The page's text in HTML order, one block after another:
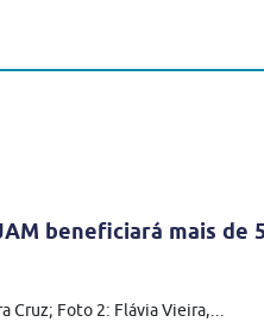
beneficiará mais de
Cruz; Foto 2: Flávia Vieira,...